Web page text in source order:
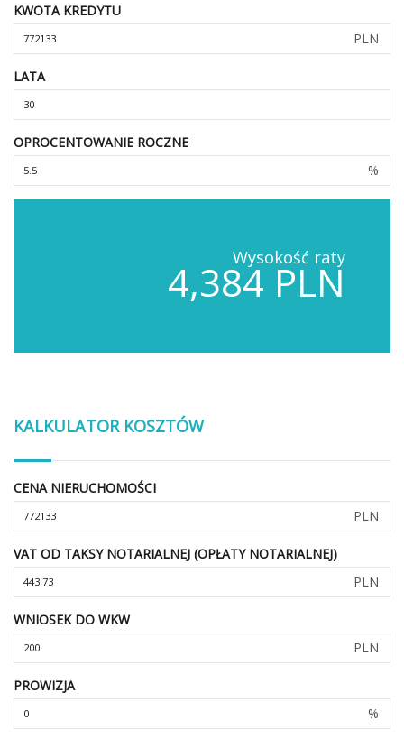
KWOTA KREDYTU
PLN
LATA
OPROCENTOWANIE ROCZNE
%
Wysokość raty
4,384 PLN
KALKULATOR KOSZTÓW
CENA NIERUCHOMOŚCI
PLN
VAT OD TAKSY NOTARIALNEJ (OPŁATY NOTARIALNEJ)
PLN
WNIOSEK DO WKW
PLN
PROWIZJA
%